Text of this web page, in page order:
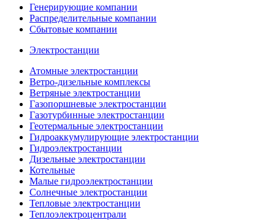
Генерирующие компании
Распределительные компании
Сбытовые компании
Электростанции
Атомные электростанции
Ветро-дизельные комплексы
Ветряные электростанции
Газопоршневые электростанции
Газотурбинные электростанции
Геотермальные электростанции
Гидроаккумулирующие электростанции
Гидроэлектростанции
Дизельные электростанции
Котельные
Малые гидроэлектростанции
Солнечные электростанции
Тепловые электростанции
Теплоэлектроцентрали